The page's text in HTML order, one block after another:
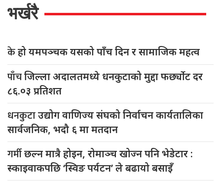
भर्खरै
केहो यमपञ्चक यसको पाँच दिन र सामाजिक महत्व
पाँचजिल्ला अदालतमध्ये धनकुटाको मुद्दा फर्छ्योट दर
८६.०३ प्रतिशत
धनकुटाउद्योग वाणिज्य संघको निर्वाचन कार्यतालिका
सार्वजनिक, भदौ ६ मा मतदान
गर्मीछल्न मात्रै होइन, रोमाञ्च खोज्न पनि भेडेटार :
स्काइवाकपछि ‘स्विङ पर्यटन’ ले बढायो बसाइँ